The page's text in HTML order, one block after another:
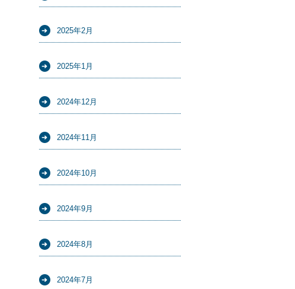
2025年2月
2025年1月
2024年12月
2024年11月
2024年10月
2024年9月
2024年8月
2024年7月